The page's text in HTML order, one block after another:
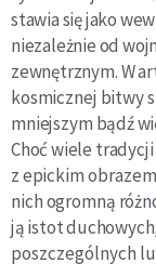
stawia się jako
niezależnie od
zewnętrznym. W
kosmicznej bitwy
mniejszym bądź
Choć wiele tradycji
z epi­ckim
nichogromną
ją istot
poszczególnych